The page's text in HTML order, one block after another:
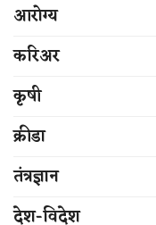
आरोग्य
करिअर
कृषी
क्रीडा
तंत्रज्ञान
देश-विदेश